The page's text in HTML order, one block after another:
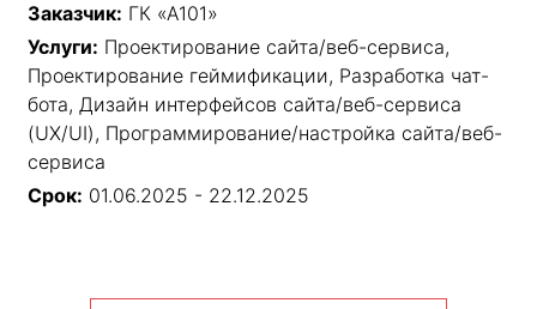
Заказчик: ГК «А101»
Услуги: Проектирование сайта/веб-сервиса,
Проектирование геймификации, Разработка чат-
бота, Дизайн интерфейсов сайта/веб-сервиса
(UX/UI), Программирование/настройка сайта/веб-
сервиса
Срок: 01.06.2025 - 22.12.2025